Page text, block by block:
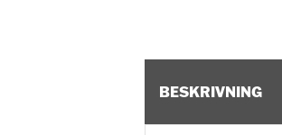
BESKRIVNING